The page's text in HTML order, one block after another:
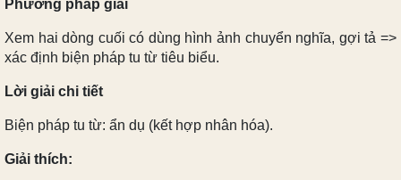
Phương pháp giải
Xem hai dòng cuối có dùng hình ảnh chuyển nghĩa, gợi tả =>
xác định biện pháp tu từ tiêu biểu.
Lời giải chi tiết
Biện pháp tu từ: ẩn dụ (kết hợp nhân hóa).
Giải thích: